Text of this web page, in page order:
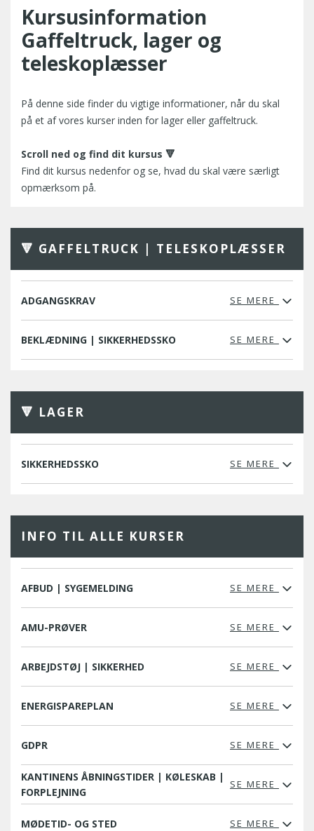
Kursusinformation
Gaffeltruck, lager og
teleskoplæsser
På denne side finder du vigtige informationer, når du skal
på et af vores kurser inden for lager eller gaffeltruck.
Scroll ned og find dit kursus 🔻
Find dit kursus nedenfor og se, hvad du skal være særligt
opmærksom på.
🔻 GAFFELTRUCK | TELESKOPLÆSSER
ADGANGSKRAV SE MERE
BEKLÆDNING | SIKKERHEDSSKO SE MERE
🔻 LAGER
SIKKERHEDSSKO SE MERE
INFO TIL ALLE KURSER
AFBUD | SYGEMELDING SE MERE
AMU-PRØVER SE MERE
ARBEJDSTØJ | SIKKERHED SE MERE
ENERGISPAREPLAN SE MERE
GDPR SE MERE
KANTINENS ÅBNINGSTIDER | KØLESKAB |
FORPLEJNING
SE MERE
MØDETID- OG STED SE MERE